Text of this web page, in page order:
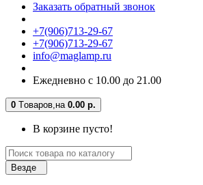
Заказать обратный звонок
+7(906)713-29-67
+7(906)713-29-67
info@maglamp.ru
Ежедневно с 10.00 до 21.00
0 Tоваров,на 0.00 р.
В корзине пусто!
Везде